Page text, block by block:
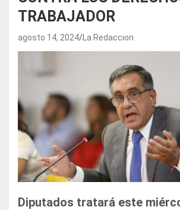
TRABAJADOR
agosto 14, 2024 La Redaccion
Diputados tratará este